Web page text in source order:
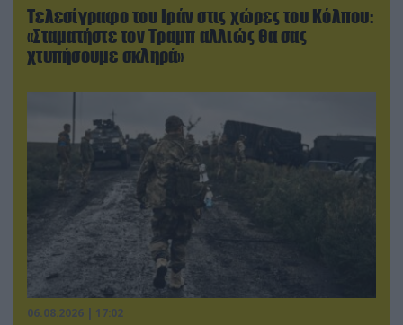
Τελεσίγραφο του Ιράν στις χώρες του Κόλπου:
«Σταματήστε τον Τραμπ αλλιώς θα σας
χτυπήσουμε σκληρά»
06.08.2026 | 17:02